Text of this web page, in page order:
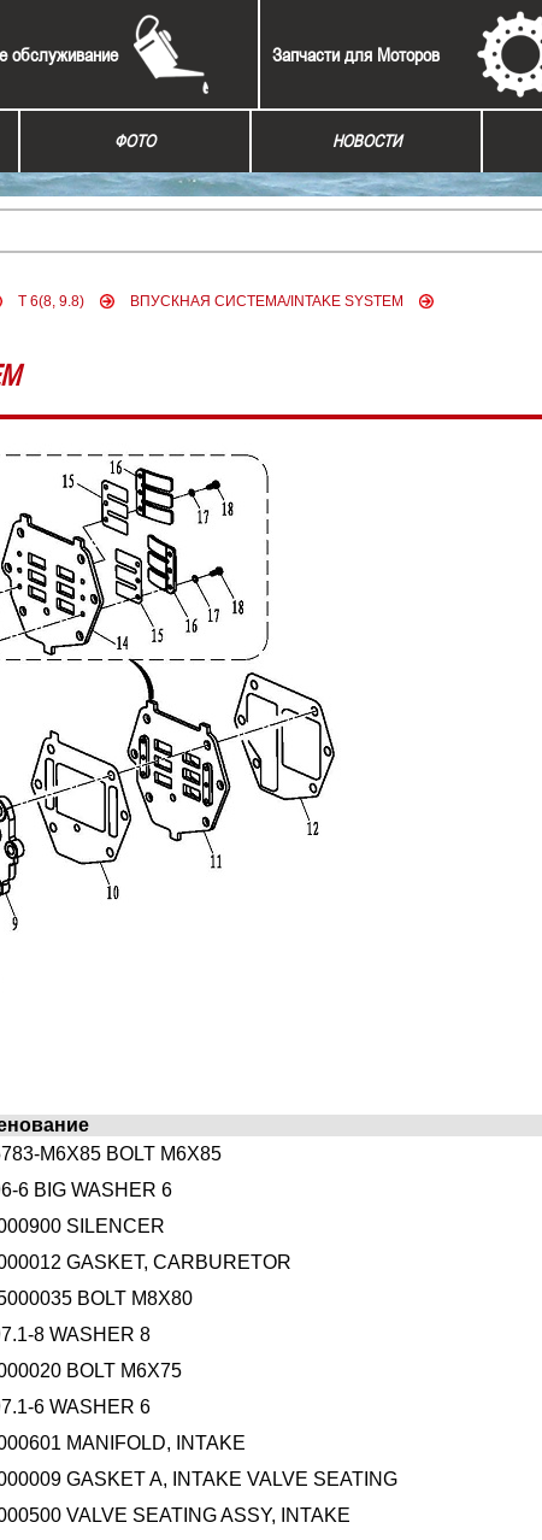
обслуживание Запчасти для Моторов
ФОТО НОВОСТИ
T 6(8, 9.8) ВПУСКНАЯ СИСТЕМА/INTAKE SYSTEM
M6X85 BOLT M6X85
6 BIG WASHER 6
SILENCER
GASKET, CARBURETOR
BOLT M8X80
8 WASHER 8
BOLT M6X75
6 WASHER 6
MANIFOLD, INTAKE
GASKET A, INTAKE VALVE SEATING
VALVE SEATING ASSY, INTAKE